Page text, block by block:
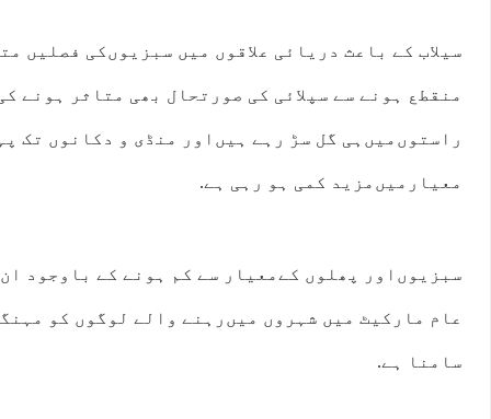
سیلاب کے باعث دریائی علاقوں میں سبزیوں‌کی فصلیں
منقطع ہونے سے سپلائی کی صورتحال بھی متاثر ہونے
راستوں‌میں‌ہی گل سڑ رہے ہیں‌اور منڈی و دکانوں تک
معیارمیں‌مزید کمی ہو رہی ہے.
سبزیوں‌اور پھلوں کےمعیار سے کم ہونے کے باوجود
عام مارکیٹ میں شہروں میں‌رہنے والے لوگوں کو
سامنا ہے.